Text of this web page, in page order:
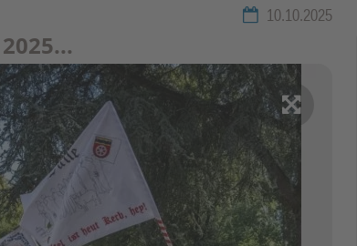
Rubrik:10.10.2025